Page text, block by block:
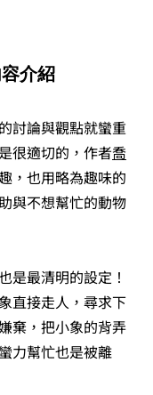
介紹
討論與觀點就蠻重
很適切的，作者喬
，也用略為趣味的
與不想幫忙的動物
是最清明的設定！
直接走人，尋求下
棄，把小象的背弄
力幫忙也是被離